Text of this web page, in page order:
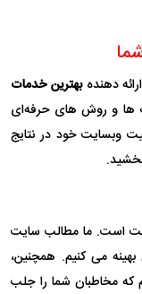
بهترین خدمات
ها و روش‌ های حرفه‌ای
وبسایت خود در نتایج
است. ما مطالب سایت
بهینه می‌ کنیم. همچنین،
که مخاطبان شما را جلب